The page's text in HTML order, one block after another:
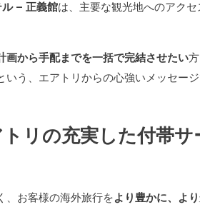
– 正義館は、主要な観光地へのアク
画から手配までを一括で完結させたい
いう、エアトリからの心強いメッセージ
リの充実した付帯サ
、お客様の海外旅行をより豊かに、よ